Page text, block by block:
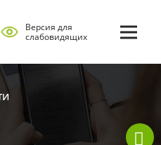
Версия для
слабовидящих